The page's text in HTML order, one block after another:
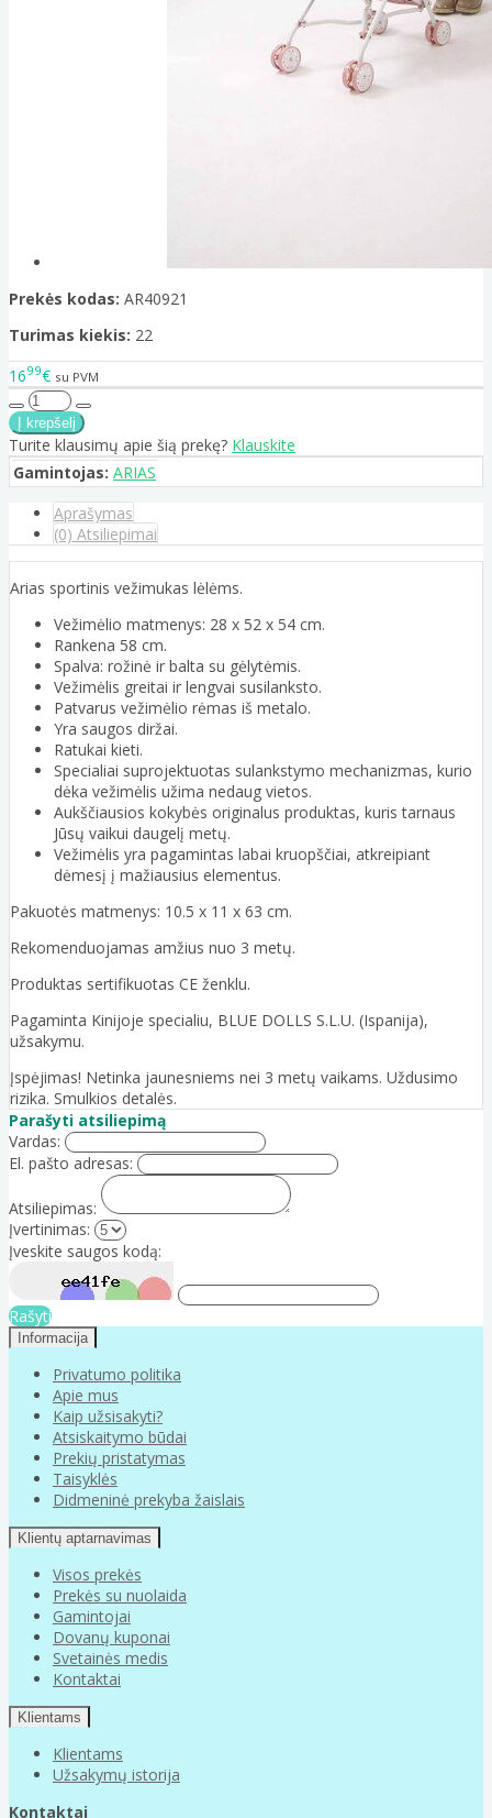
Prekės kodas: AR40921
Turimas kiekis: 22
1699€ su PVM
Turite klausimų apie šią prekę? Klauskite
Gamintojas: ARIAS
Aprašymas
(0) Atsiliepimai
Arias sportinis vežimukas lėlėms.
Vežimėlio matmenys: 28 x 52 x 54 cm.
Rankena 58 cm.
Spalva: rožinė ir balta su gėlytėmis.
Vežimėlis greitai ir lengvai susilanksto.
Patvarus vežimėlio rėmas iš metalo.
Yra saugos diržai.
Ratukai kieti.
Specialiai suprojektuotas sulankstymo mechanizmas, kurio
dėka vežimėlis užima nedaug vietos.
Aukščiausios kokybės originalus produktas, kuris tarnaus
Jūsų vaikui daugelį metų.
Vežimėlis yra pagamintas labai kruopščiai, atkreipiant
dėmesį į mažiausius elementus.
Pakuotės matmenys: 10.5 x 11 x 63 cm.
Rekomenduojamas amžius nuo 3 metų.
Produktas sertifikuotas CE ženklu.
Pagaminta Kinijoje specialiu, BLUE DOLLS S.L.U. (Ispanija),
užsakymu.
Įspėjimas! Netinka jaunesniems nei 3 metų vaikams. Uždusimo
rizika. Smulkios detalės.
Parašyti atsiliepimą
Vardas:
El. pašto adresas:
Atsiliepimas:
Įvertinimas:
Įveskite saugos kodą:
Rašyti
Informacija
Privatumo politika
Apie mus
Kaip užsisakyti?
Atsiskaitymo būdai
Prekių pristatymas
Taisyklės
Didmeninė prekyba žaislais
Klientų aptarnavimas
Visos prekės
Prekės su nuolaida
Gamintojai
Dovanų kuponai
Svetainės medis
Kontaktai
Klientams
Klientams
Užsakymų istorija
Kontaktai